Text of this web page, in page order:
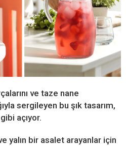
ve taze nane
sergileyen bu şık tasarım,
açıyor.
yalın bir asalet arayanlar için